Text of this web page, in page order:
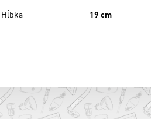
Hĺbka 19 cm